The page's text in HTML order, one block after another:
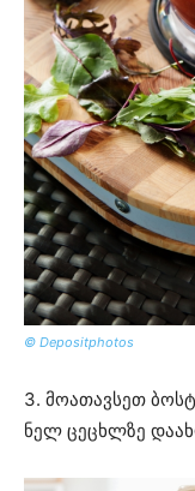
© Depositphotos
3. მოათავსეთ
ნელ ცეცხლზე